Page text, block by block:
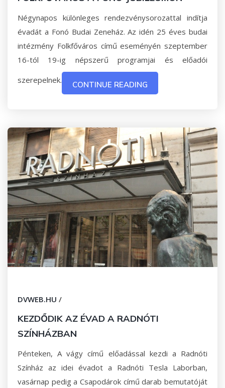
Négynapos különleges rendezvénysorozattal indítja
évadát a Fonó Budai Zeneház. Az idén 25 éves budai
intézmény Folkfőváros című eseményén szeptember
16-tól 19-ig népszerű programjai és előadói
szerepelnek.
CONTINUE READING
DVWEB.HU /
KEZDŐDIK AZ ÉVAD A RADNÓTI
SZÍNHÁZBAN
Pénteken, A vágy című előadással kezdi a Radnóti
Színház az idei évadot a Radnóti Tesla Laborban,
vasárnap pedig a Csapodárok című darab bemutatóját